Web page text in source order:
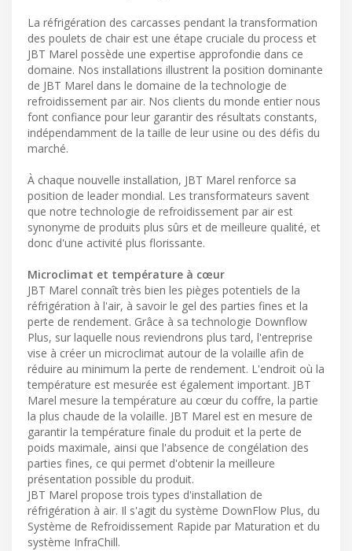
La réfrigération des carcasses pendant la transformation
des poulets de chair est une étape cruciale du process et
JBT Marel possède une expertise approfondie dans ce
domaine. Nos installations illustrent la position dominante
de JBT Marel dans le domaine de la technologie de
refroidissement par air. Nos clients du monde entier nous
font confiance pour leur garantir des résultats constants,
indépendamment de la taille de leur usine ou des défis du
marché.
À chaque nouvelle installation, JBT Marel renforce sa
position de leader mondial. Les transformateurs savent
que notre technologie de refroidissement par air est
synonyme de produits plus sûrs et de meilleure qualité, et
donc d'une activité plus florissante.
Microclimat et température à cœur
JBT Marel connaît très bien les pièges potentiels de la
réfrigération à l'air, à savoir le gel des parties fines et la
perte de rendement. Grâce à sa technologie Downflow
Plus, sur laquelle nous reviendrons plus tard, l'entreprise
vise à créer un microclimat autour de la volaille afin de
réduire au minimum la perte de rendement. L'endroit où la
température est mesurée est également important. JBT
Marel mesure la température au cœur du coffre, la partie
la plus chaude de la volaille. JBT Marel est en mesure de
garantir la température finale du produit et la perte de
poids maximale, ainsi que l'absence de congélation des
parties fines, ce qui permet d'obtenir la meilleure
présentation possible du produit.
JBT Marel propose trois types d'installation de
réfrigération à air. Il s'agit du système DownFlow Plus, du
Système de Refroidissement Rapide par Maturation et du
système InfraChill.